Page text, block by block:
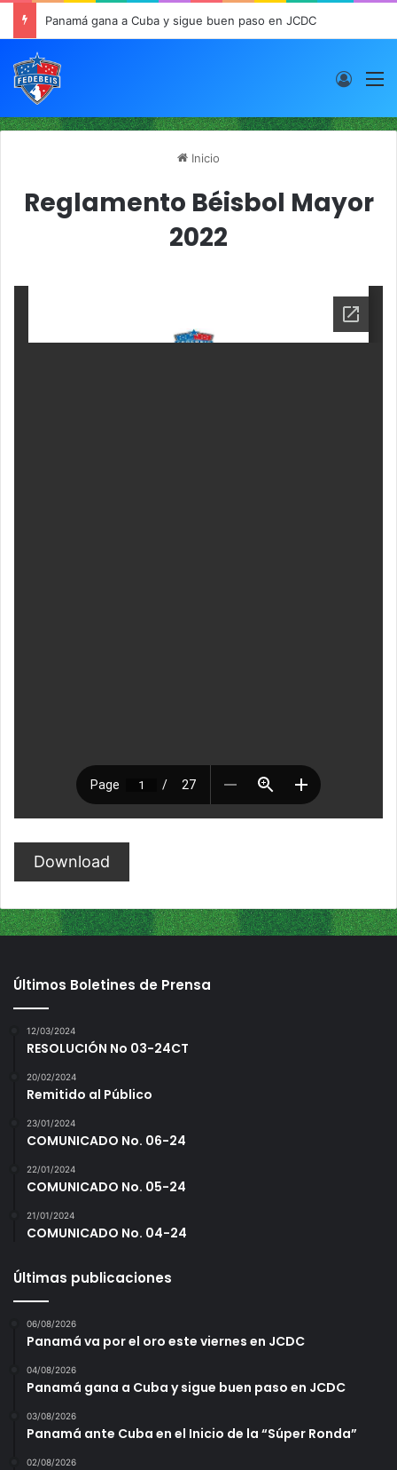
Panamá gana a Cuba y sigue buen paso en JCDC
Inicio
Reglamento Béisbol Mayor
2022
Download
Últimos Boletines de Prensa
12/03/2024
RESOLUCIÓN No 03-24CT
20/02/2024
Remitido al Público
23/01/2024
COMUNICADO No. 06-24
22/01/2024
COMUNICADO No. 05-24
21/01/2024
COMUNICADO No. 04-24
Últimas publicaciones
06/08/2026
Panamá va por el oro este viernes en JCDC
04/08/2026
Panamá gana a Cuba y sigue buen paso en JCDC
03/08/2026
Panamá ante Cuba en el Inicio de la “Súper Ronda”
02/08/2026